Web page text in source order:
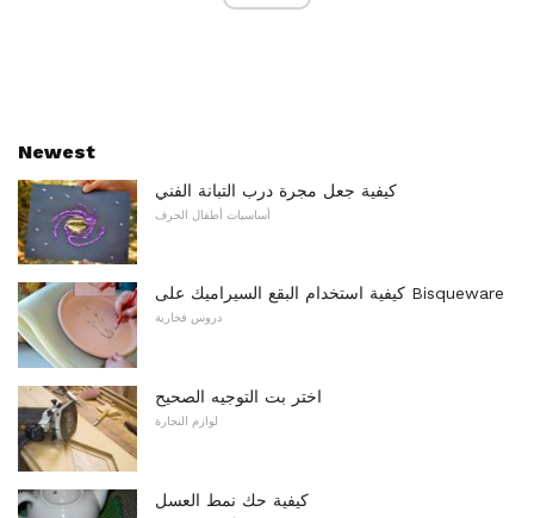
Newest
كيفية جعل مجرة ​​درب التبانة الفني
أساسيات أطفال الحرف
كيفية استخدام البقع السيراميك على Bisqueware
دروس فخارية
اختر بت التوجيه الصحيح
لوازم النجارة
كيفية حك نمط العسل